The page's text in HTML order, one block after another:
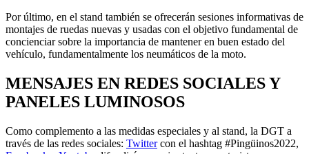
Por último, en el stand también se ofrecerán sesiones informativas de
montajes de ruedas nuevas y usadas con el objetivo fundamental de
concienciar sobre la importancia de mantener en buen estado del
vehículo, fundamentalmente los neumáticos de la moto.
MENSAJES EN REDES SOCIALES Y
PANELES LUMINOSOS
Como complemento a las medidas especiales y al stand, la DGT a
través de las redes sociales: Twittercon el hashtag #Pingüinos2022,